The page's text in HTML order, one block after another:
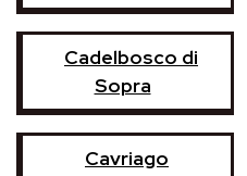
Cadelbosco di
Sopra
Cavriago